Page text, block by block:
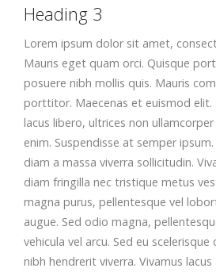
Heading 3
Lorem ipsum dolor sit amet,
Mauris eget quam orci. Quisque
posuere nibh mollis quis. Mauris
porttitor. Maecenas et euismod elit.
lacus libero, ultrices non
enim. Suspendisse at semper
diam a massa viverra sollicitudin.
diam fringilla nec tristique metus
magna purus, pellentesque vel
augue. Sed odio magna,
vehicula vel arcu. Sed eu scelerisque
nibh hendrerit viverra. Vivamus